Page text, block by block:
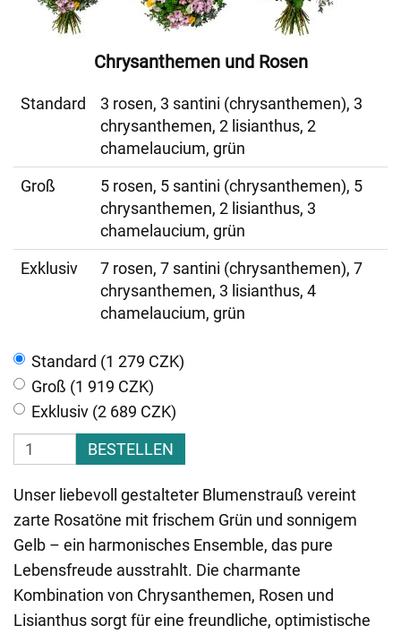
Chrysanthemen und Rosen
Standard
3 rosen, 3 santini (chrysanthemen), 3
chrysanthemen, 2 lisianthus, 2
chamelaucium, grün
Groß
5 rosen, 5 santini (chrysanthemen), 5
chrysanthemen, 2 lisianthus, 3
chamelaucium, grün
Exklusiv
7 rosen, 7 santini (chrysanthemen), 7
chrysanthemen, 3 lisianthus, 4
chamelaucium, grün
Standard (1 279 CZK)
Groß (1 919 CZK)
Exklusiv (2 689 CZK)
BESTELLEN
Unser liebevoll gestalteter Blumenstrauß vereint
zarte Rosatöne mit frischem Grün und sonnigem
Gelb – ein harmonisches Ensemble, das pure
Lebensfreude ausstrahlt. Die charmante
Kombination von Chrysanthemen, Rosen und
Lisianthus sorgt für eine freundliche, optimistische